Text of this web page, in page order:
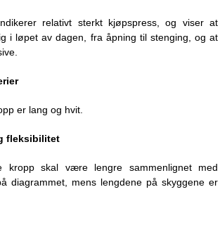
relativt sterkt kjøpspress, og viser at
i løpet av dagen, fra åpning til stenging, og at
er lang og hvit.
fleksibilitet
kropp skal være lengre sammenlignet med
diagrammet, mens lengdene på skyggene er